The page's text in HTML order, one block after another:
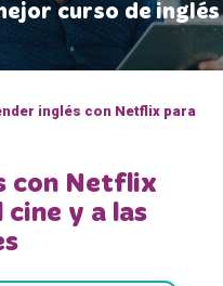
curso de inglés
inglés con Netflix para
con Netflix
y a las